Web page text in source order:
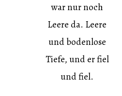
war nur noch
Leere da. Leere
und bodenlose
Tiefe, und er fiel
und fiel.